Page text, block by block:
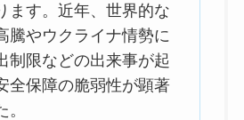
ます。近年、世界的な
騰やウクライナ情勢に
制限などの出来事が起
全保障の脆弱性が顕著